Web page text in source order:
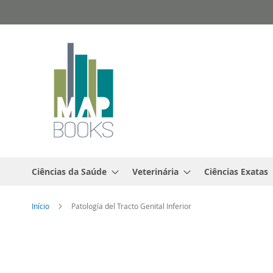
para
Ciências da Saúde Veterinária Ciências Exatas
Início Patología del Tracto Genital Inferior